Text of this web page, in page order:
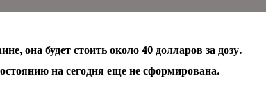
она будет стоить около 40 долларов за дозу.
на сегодня еще не сформирована.